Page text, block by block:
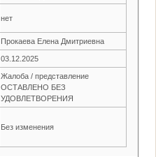
нет
Прокаева Елена Дмитриевна
03.12.2025
Жалоба / представление
ОСТАВЛЕНО БЕЗ
УДОВЛЕТВОРЕНИЯ
Без изменения